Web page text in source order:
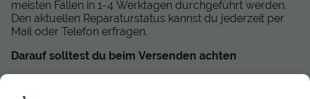
meisten Fällen in 1-4 Werktagen durchgeführt werden.
Den aktuellen Reparaturstatus kannst du jederzeit per
Mail oder Telefon erfragen.
Darauf solltest du beim Versenden achten